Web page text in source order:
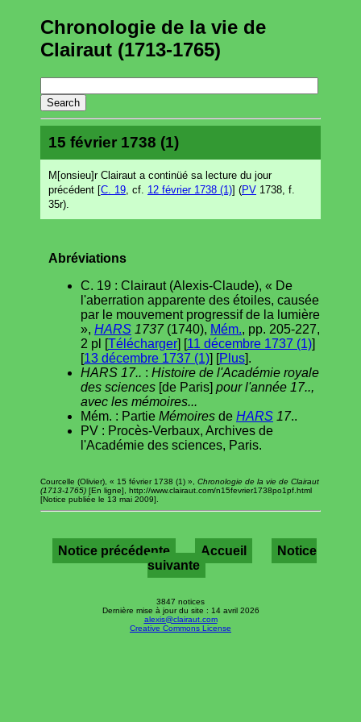
Chronologie de la vie de
Clairaut (1713-1765)
15 février 1738 (1)
M[onsieu]r Clairaut a continüé sa lecture du jour
précédent [C. 19 , cf. 12 février 1738 (1)] (PV 1738, f.
35r).
Abréviations
C. 19 : Clairaut (Alexis-Claude), « De
l'aberration apparente des étoiles, causée
par le mouvement progressif de la lumière
», HARS 1737(1740), Mém., pp. 205-227,
2 pl [Télécharger] [11 décembre 1737 (1)]
[13 décembre 1737 (1)] [Plus].
HARS 17.. : Histoire de l'Académie royale
des sciences [de Paris] pour l'année 17..,
avec les mémoires...
Mém. : Partie Mémoires de HARS 17..
PV : Procès-Verbaux, Archives de
l'Académie des sciences, Paris.
Courcelle (Olivier), « 15 février 1738 (1) », Chronologie de la vie de Clairaut
(1713-1765) [En ligne], http://www.clairaut.com/n15fevrier1738po1pf.html
[Notice publiée le 13 mai 2009].
Notice précédente Accueil
Notice
suivante
3847 notices
Dernière mise à jour du site : 14 avril 2026
alexis@clairaut.com
Creative Commons License